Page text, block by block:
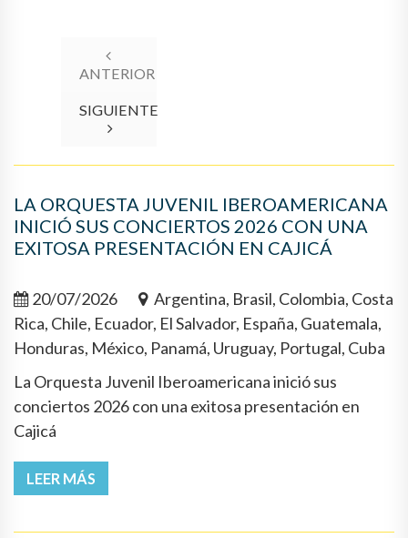
ANTERIOR
SIGUIENTE
LA ORQUESTA JUVENIL IBEROAMERICANA
INICIÓ SUS CONCIERTOS 2026 CON UNA
EXITOSA PRESENTACIÓN EN CAJICÁ
20/07/2026
Argentina, Brasil, Colombia, Costa
Rica, Chile, Ecuador, El Salvador, España, Guatemala,
Honduras, México, Panamá, Uruguay, Portugal, Cuba
La Orquesta Juvenil Iberoamericana inició sus
conciertos 2026 con una exitosa presentación en
Cajicá
LEER MÁS